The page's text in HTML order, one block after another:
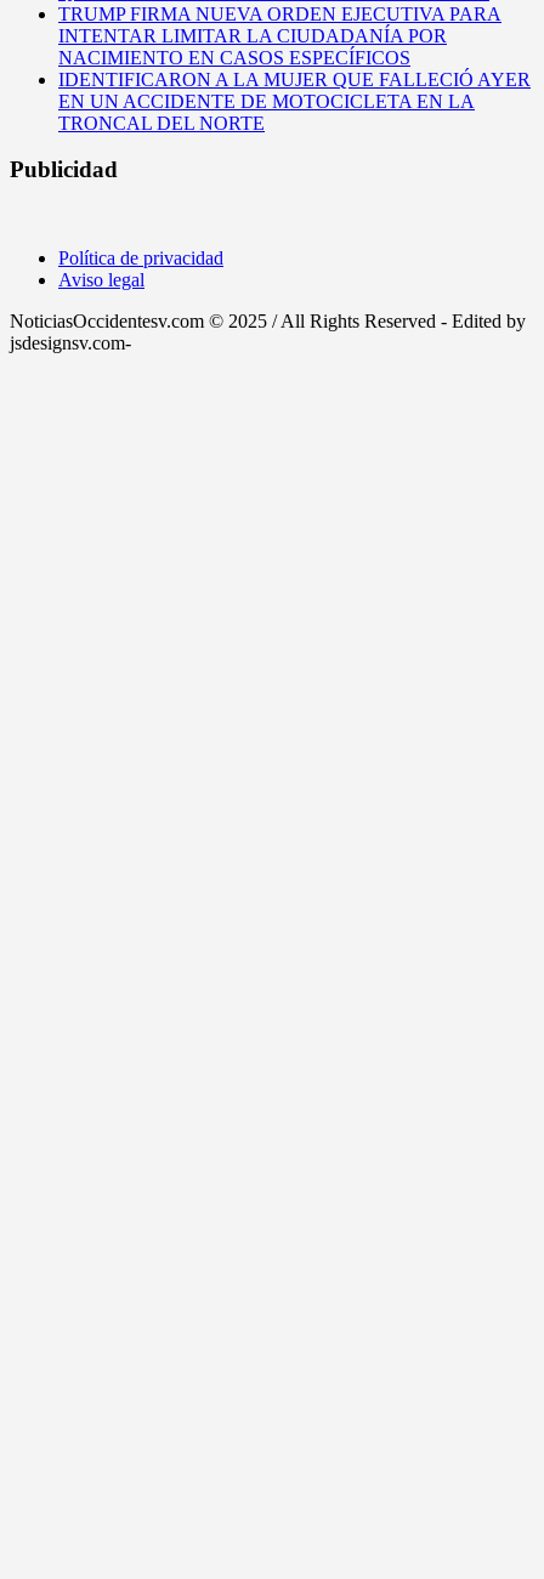
TRUMP FIRMA NUEVA ORDEN EJECUTIVA PARA
INTENTAR LIMITAR LA CIUDADANÍA POR
NACIMIENTO EN CASOS ESPECÍFICOS
IDENTIFICARON A LA MUJER QUE FALLECIÓ AYER
EN UN ACCIDENTE DE MOTOCICLETA EN LA
TRONCAL DEL NORTE
Publicidad
Política de privacidad
Aviso legal
NoticiasOccidentesv.com © 2025 / All Rights Reserved - Edited by
jsdesignsv.com-